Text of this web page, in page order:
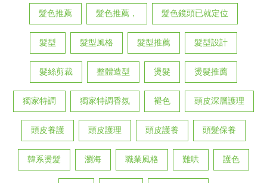
髮色推薦 髮色推薦， 髮色鏡頭已就定位
髮型 髮型風格 髮型推薦 髮型設計
髮絲剪裁 整體造型 燙髮 燙髮推薦
獨家特調 獨家特調香氛 褪色 頭皮深層護理
頭皮養護 頭皮護理 頭皮護養 頭髮保養
韓系燙髮 瀏海 職業風格 難哄 護色